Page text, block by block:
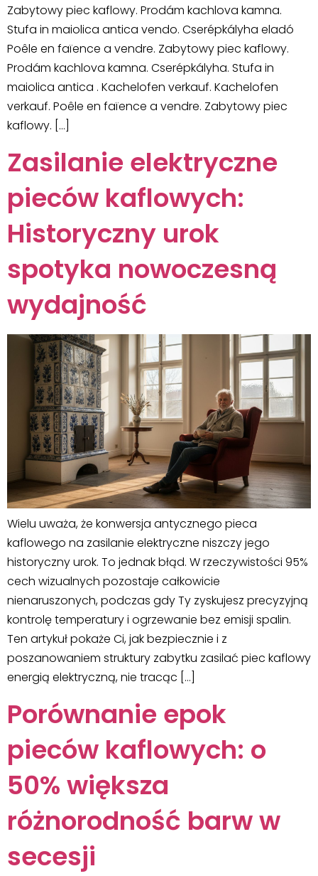
Zabytowy piec kaflowy. Prodám kachlova kamna.
Stufa in maiolica antica vendo. Cserépkályha eladó
Poêle en faïence a vendre. Zabytowy piec kaflowy.
Prodám kachlova kamna. Cserépkályha. Stufa in
maiolica antica . Kachelofen verkauf. Kachelofen
verkauf. Poêle en faïence a vendre. Zabytowy piec
kaflowy. […]
Zasilanie elektryczne
pieców kaflowych:
Historyczny urok
spotyka nowoczesną
wydajność
Wielu uważa, że konwersja antycznego pieca
kaflowego na zasilanie elektryczne niszczy jego
historyczny urok. To jednak błąd. W rzeczywistości 95%
cech wizualnych pozostaje całkowicie
nienaruszonych, podczas gdy Ty zyskujesz precyzyjną
kontrolę temperatury i ogrzewanie bez emisji spalin.
Ten artykuł pokaże Ci, jak bezpiecznie i z
poszanowaniem struktury zabytku zasilać piec kaflowy
energią elektryczną, nie tracąc […]
Porównanie epok
pieców kaflowych: o
50% większa
różnorodność barw w
secesji